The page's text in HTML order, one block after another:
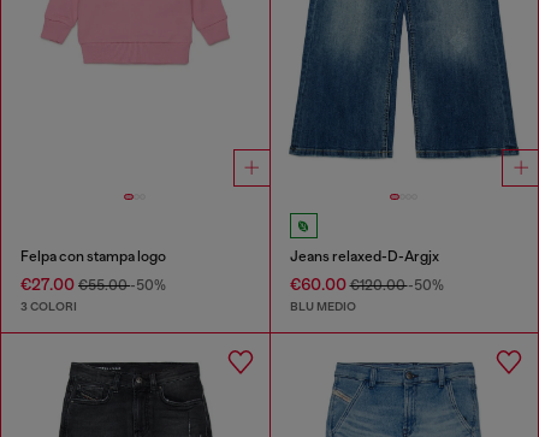
Felpa con stampa logo
€27.00 €55.00-50%
3 COLORI
Jeans relaxed-D-Argjx
€60.00€120.00-50%
BLU MEDIO